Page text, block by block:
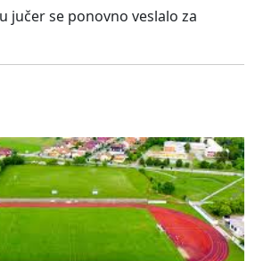
jučer se ponovno veslalo za